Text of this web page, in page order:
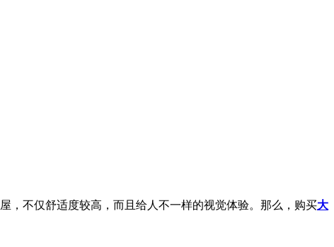
不仅舒适度较高，而且给人不一样的视觉体验。那么，购买大